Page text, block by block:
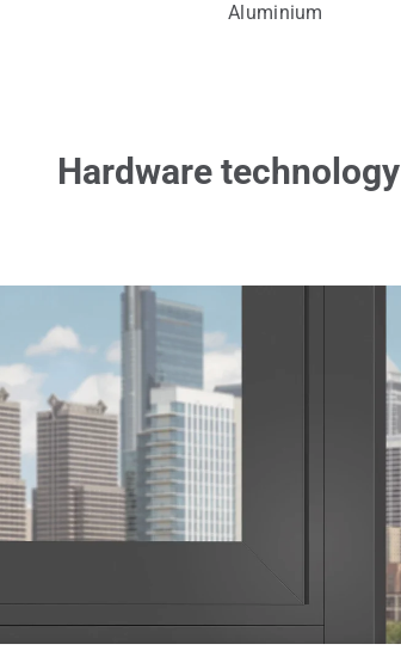
Aluminium
Hardware technology